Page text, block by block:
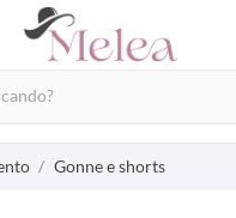
Gonne e shorts